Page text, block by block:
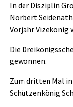
In der Disziplin
Norbert
Vorjahr Vizekönig
Die
gewonnen.
Zum dritten Mal in
Schützenkönig